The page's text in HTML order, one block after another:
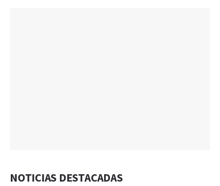
NOTICIAS DESTACADAS